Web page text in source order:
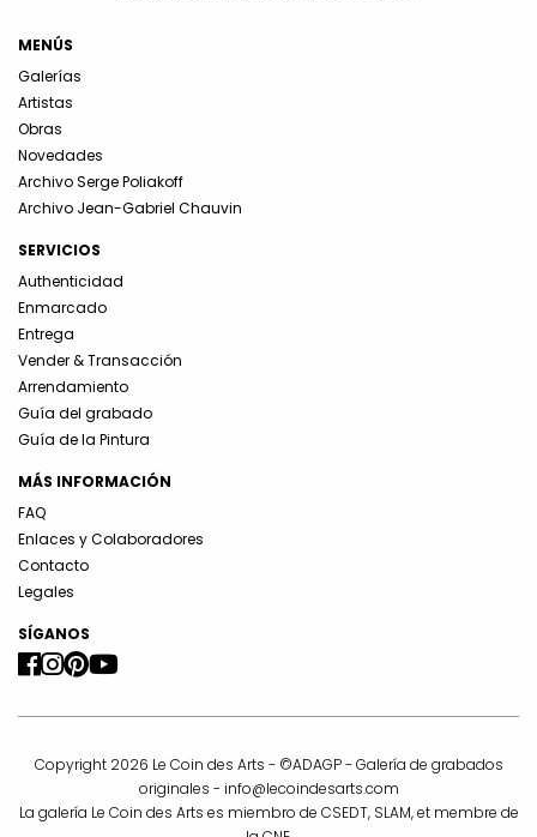
MENÚS
Galerías
Artistas
Obras
Novedades
Archivo Serge Poliakoff
Archivo Jean-Gabriel Chauvin
SERVICIOS
Authenticidad
Enmarcado
Entrega
Vender & Transacción
Arrendamiento
Guía del grabado
Guía de la Pintura
MÁS INFORMACIÓN
FAQ
Enlaces y Colaboradores
Contacto
Legales
SÍGANOS
Copyright 2026 Le Coin des Arts - ©ADAGP - Galería de grabados
originales - info@lecoindesarts.com
La galería Le Coin des Arts es miembro de CSEDT, SLAM, et membre de